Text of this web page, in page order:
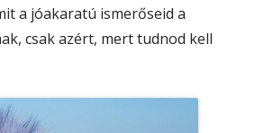
a jóakaratú ismerőseid a
csak azért, mert tudnod kell